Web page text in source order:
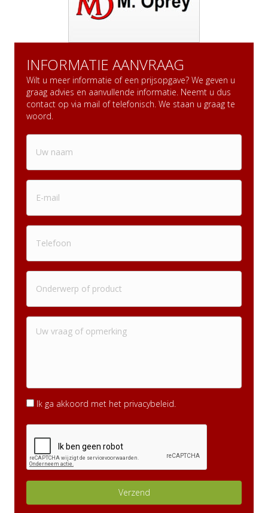
INFORMATIE AANVRAAG
Wilt u meer informatie of een prijsopgave? We geven u
graag advies en aanvullende informatie. Neemt u dus
contact op via mail of telefonisch. We staan u graag te
woord.
Ik ga akkoord met het privacybeleid.